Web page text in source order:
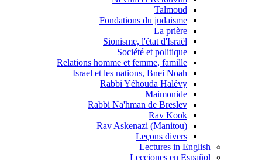
Talmoud
Fondations du judaisme
La prière
Sionisme, l'état d'Israël
Société et politique
Relations homme et femme, famille
Israel et les nations, Bnei Noah
Rabbi Yéhouda Halévy
Maimonide
Rabbi Na'hman de Breslev
Rav Kook
(Rav Askenazi (Manitou
Leçons divers
Lectures in English
Lecciones en Español